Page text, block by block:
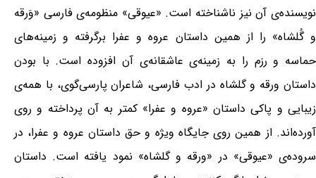
نویسنده‌ی آن نیز ناشناخته است. «عیوقی» منظومه‌ی فارسی «وَرقه
و گُلشاه» را از همین داستان عروه و عفرا برگرفته و زمینه‌های
حماسه و رزم را به زمینه‌ی عاشقانه‌ی آن افزوده است. با بودن
داستان ورقه و گلشاه در ادب فارسی، شاعران پارسی‌گوی، با همه‌ی
زیبایی و پاکی داستان «عروه و عفرا» کمتر به آن پرداخته و روی
آورده‌اند. از همین روی جایگاه ویژه و حق داستان عروه و عفرا، در
سروده‌ی «عیوقی» در «ورقه و گلشاه» نمود یافته است. داستان